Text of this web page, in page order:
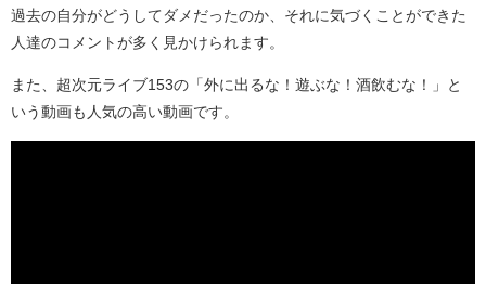
過去の自分がどうしてダメだったのか、それに気づくことができた
人達のコメントが多く見かけられます。
また、超次元ライブ153の「外に出るな！遊ぶな！酒飲むな！」と
いう動画も人気の高い動画です。